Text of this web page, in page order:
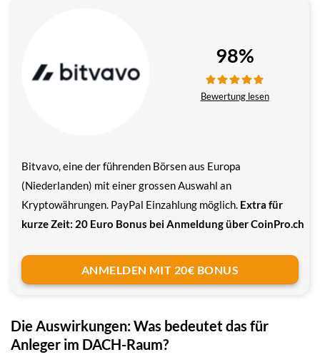
Bitvavo, eine der führenden Börsen aus Europa
(Niederlanden) mit einer grossen Auswahl an
Kryptowährungen. PayPal Einzahlung möglich. Extra für
kurze Zeit: 20 Euro Bonus bei Anmeldung über CoinPro.ch
98%
Bewertung lesen
ANMELDEN MIT 20€ BONUS
Die Auswirkungen: Was bedeutet das für
Anleger im DACH-Raum?